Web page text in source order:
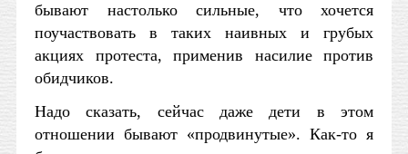
бывают настолько сильные, что хочется
поучаствовать в таких наивных и грубых
акциях протеста, применив насилие против
обидчиков.
Надо сказать, сейчас даже дети в этом
отношении бывают «продвинутые». Как-то я